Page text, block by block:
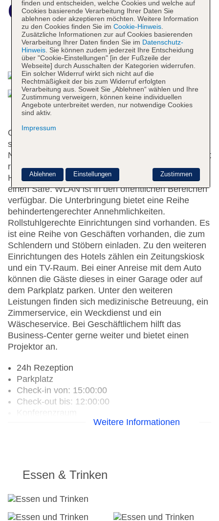
Crest Collection
Das bietet Ihre Unterkunft
Gerne heißt das Hotel die Gäste in einem 7-
stöckigen Haus mit einem Aufzug und 83
Nichtraucherzimmern willkommen. Die Rezeption ist
rund um die Uhr besetzt. Die Einrichtung des
Hauses umfasst eine Gepäckaufbewahrung und
einen Safe. WLAN ist in den öffentlichen Bereichen
verfügbar. Die Unterbringung bietet eine Reihe
behindertengerechter Annehmlichkeiten.
Rollstuhlgerechte Einrichtungen sind vorhanden. Es
ist eine Reihe von Geschäften vorhanden, die zum
Schlendern und Stöbern einladen. Zu den weiteren
Einrichtungen des Hotels zählen ein Zeitungskiosk
und ein TV-Raum. Bei einer Anreise mit dem Auto
können die Gäste dieses in einer Garage oder auf
dem Parkplatz parken. Unter den weiteren
Leistungen finden sich medizinische Betreuung, ein
Zimmerservice, ein Weckdienst und ein
Wäscheservice. Bei Geschäftlichem hilft das
Business-Center gerne weiter und bietet einen
Projektor an.
24h Rezeption
Parkplatz
Check-in von: 15:00:00
Check-out bis: 12:00:00
Konferenzraum
Letzte umfassende Renovierung: 2024
Lift
Haustiere auf Anfrage: gegen Gebühr
Zimmerservice
Weitere Informationen
Essen & Trinken
finden und entscheiden, welche Cookies und welche auf
Cookies basierende Verarbeitung Ihrer Daten Sie
ablehnen oder akzeptieren möchten. Weitere Information
zu den Cookies finden Sie im Cookie-Hinweis.
Zusätzliche Informationen zur auf Cookies basierenden
Verarbeitung Ihrer Daten finden Sie im Datenschutz-
Hinweis. Sie können zudem jederzeit Ihre Entscheidung
über "Cookie-Einstellungen" [in der Fußzeile der
Webseite] durch Ausschalten der Kategorien widerrufen.
Ein solcher Widerruf wirkt sich nicht auf die
Rechtmäßigkeit der bis zum Widerruf erfolgten
Verarbeitung aus. Soweit Sie „Ablehnen“ wählen und Ihre
Zustimmung verweigern, können keine individuellen
Angebote unterbreitet werden, nur notwendige Cookies
sind aktiv.
Impressum
Zustimmen
Ablehnen Einstellungen